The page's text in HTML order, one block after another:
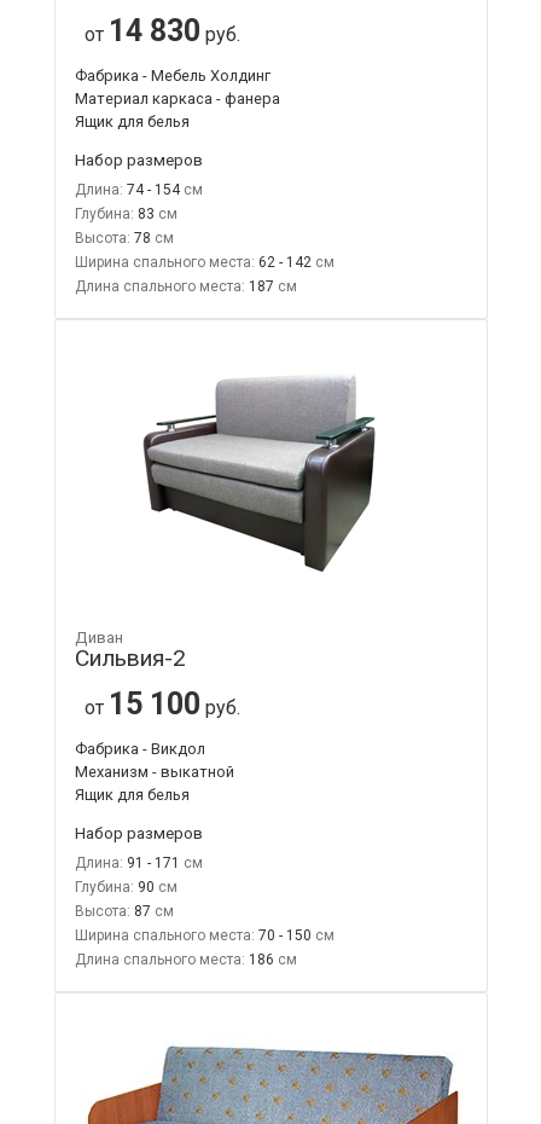
от 14 830 руб.
Фабрика - Мебель Холдинг
Материал каркаса - фанера
Ящик для белья
Набор размеров
Длина: 74 - 154
Глубина: 83
Высота: 78
Ширина спального места: 62 - 142
Длина спального места: 187
Диван
Сильвия-2
от 15 100 руб.
Фабрика - Викдол
Механизм - выкатной
Ящик для белья
Набор размеров
Длина: 91 - 171
Глубина: 90
Высота: 87
Ширина спального места: 70 - 150
Длина спального места: 186